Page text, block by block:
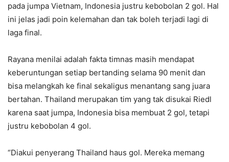
pada jumpa Vietnam, Indonesia justru kebobolan 2 gol. Hal
ini jelas jadi poin kelemahan dan tak boleh terjadi lagi di
laga final.
Rayana menilai adalah fakta timnas masih mendapat
keberuntungan setiap bertanding selama 90 menit dan
bisa melangkah ke final sekaligus menantang sang juara
bertahan. Thailand merupakan tim yang tak disukai Riedl
karena saat jumpa, Indonesia bisa membuat 2 gol, tetapi
justru kebobolan 4 gol.
“Diakui penyerang Thailand haus gol. Mereka memang